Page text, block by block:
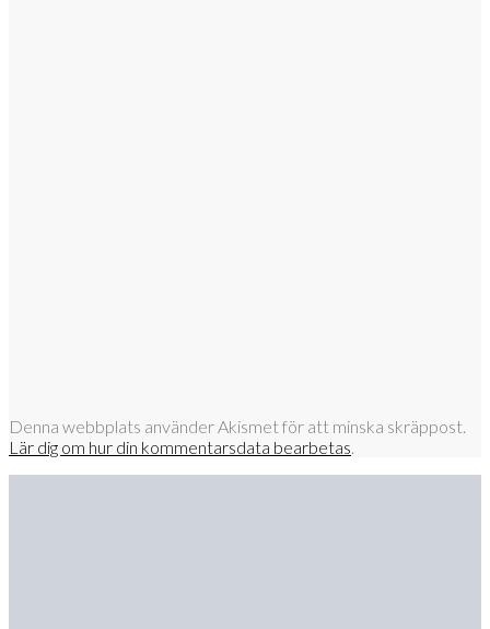
Denna webbplats använder Akismet för att minska skräppost.
Lär dig om hur din kommentarsdata bearbetas.